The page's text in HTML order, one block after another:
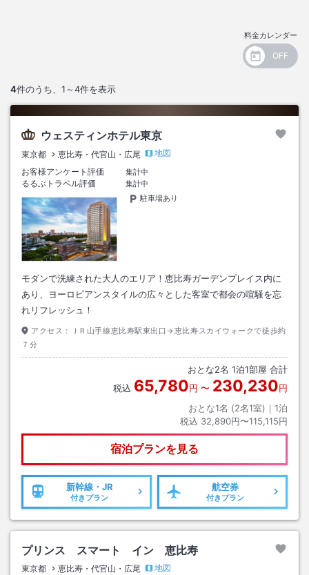
料金カレンダー
4件のうち、 1～4件を表示
ウェスティンホテル東京
東京都 恵比寿・代官山・広尾
地図
お客様アンケート評価
集計中
るるぶトラベル評価
集計中
駐車場あり
モダンで洗練された大人のエリア！恵比寿ガーデンプレイス内に
あり、ヨーロピアンスタイルの広々とした客室で都会の喧騒を忘
れリフレッシュ！
アクセス：
ＪＲ山手線恵比寿駅東出口→恵比寿スカイウォークで徒歩約
７分
おとな2名 1泊1部屋 合計
税込 65,780円 〜 230,230円
おとな1名 (2名1室)｜ 1泊
税込 32,890円〜115,115円
宿泊プランを見る
新幹線・JR
付きプラン
航空券
付きプラン
プリンス スマート イン 恵比寿
東京都 恵比寿・代官山・広尾
地図